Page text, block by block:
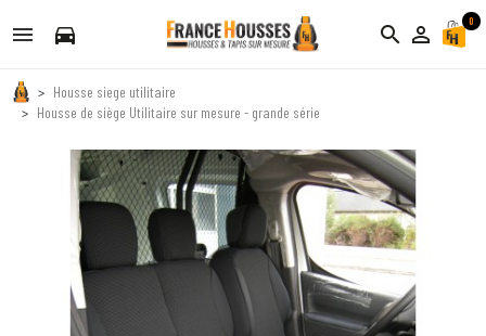
directions_car search person_outline
0
Housse siege utilitaire
Housse de siège Utilitaire sur mesure - grande série